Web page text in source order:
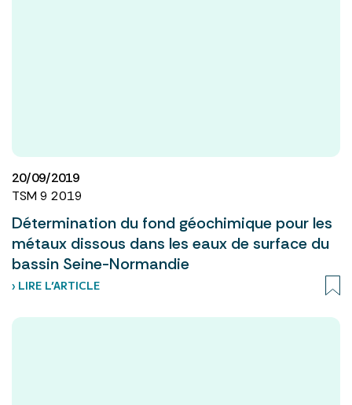
20/09/2019
TSM 9 2019
Détermination du fond géochimique pour les
métaux dissous dans les eaux de surface du
bassin Seine-Normandie
› LIRE L’ARTICLE